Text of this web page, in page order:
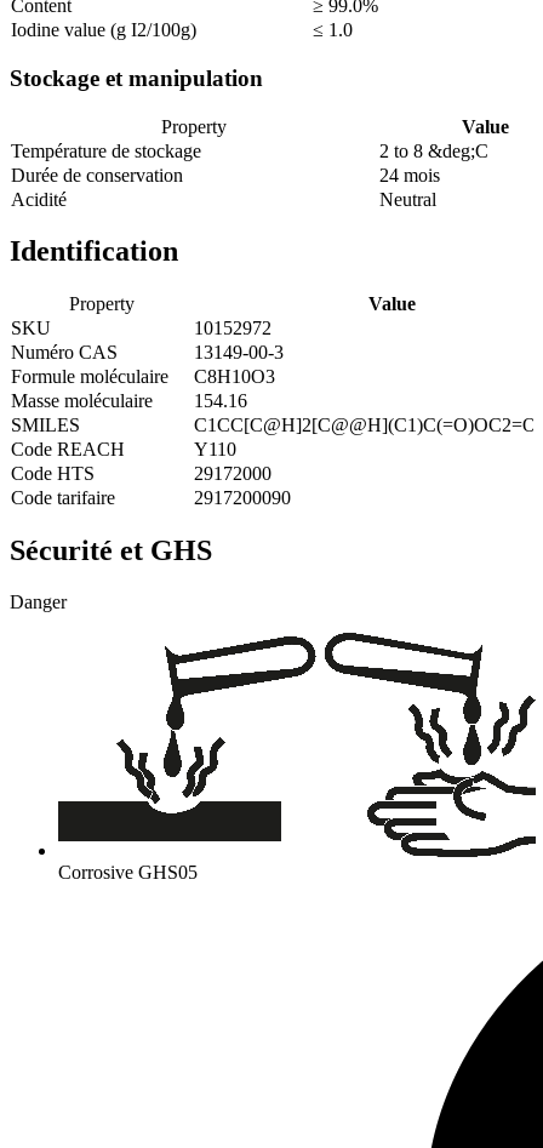
Content
≥ 99.0%
Iodine value (g I2/100g)
≤ 1.0
Stockage et manipulation
Property
Value
Température de stockage
2 to 8 &deg;C
Durée de conservation
24 mois
Acidité
Neutral
Identification
Property
Value
SKU
10152972
Numéro CAS
13149-00-3
Formule moléculaire
C8H10O3
Masse moléculaire
154.16
SMILES
C1CC[C@H]2[C@@H](C1)C(=O)OC2=O
Code REACH
Y110
Code HTS
29172000
Code tarifaire
2917200090
Sécurité et GHS
Danger
Corrosive GHS05